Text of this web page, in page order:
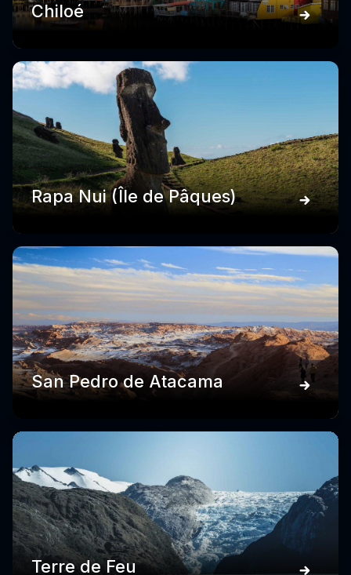
Chiloé
Rapa Nui (Île de Pâques)
San Pedro de Atacama
Terre de Feu